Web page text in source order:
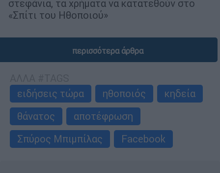
στεφάνια, τα χρήματα να κατατεθούν στο
«Σπίτι του Ηθοποιού»
περισσότερα άρθρα
ειδήσεις τώρα
ηθοποιός
κηδεία
θάνατος
αποτέφρωση
Σπύρος Μπιμπίλας
Facebook